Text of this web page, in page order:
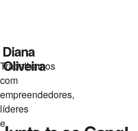
Diana
Oliveira
Trabalhamos
com
empreendedores,
líderes
e